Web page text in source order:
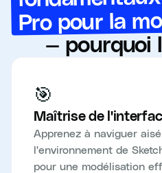
Pro pour la
— pourquoi
🎯
Maîtrise de
Apprenez à naviguer
l'environnement de
pour une modélisation